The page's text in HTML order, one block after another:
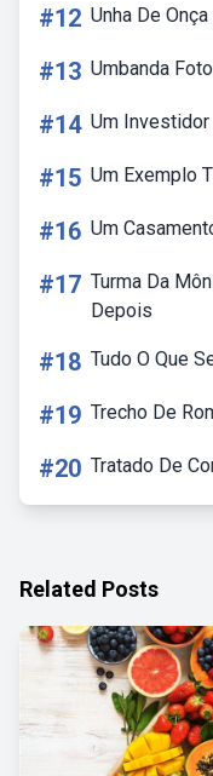
#12 Unha De
#13 Umbanda
#14 Um
#15 Um Exemplo
#16 Um
#17 Turma Da
Depois
#18 Tudo O Que
#19 Trecho De
#20 Tratado De
Related Posts